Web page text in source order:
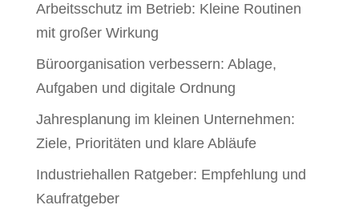
Arbeitsschutz im Betrieb: Kleine Routinen
mit großer Wirkung
Büroorganisation verbessern: Ablage,
Aufgaben und digitale Ordnung
Jahresplanung im kleinen Unternehmen:
Ziele, Prioritäten und klare Abläufe
Industriehallen Ratgeber: Empfehlung und
Kaufratgeber